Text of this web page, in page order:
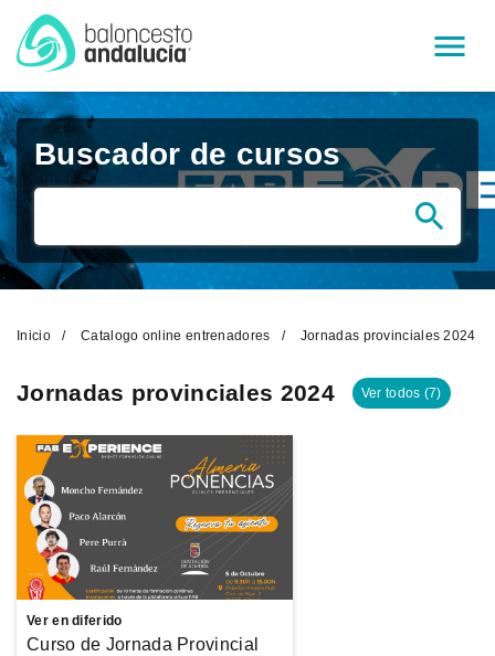
Menú
Buscador de cursos
Inicio Catalogo online entrenadores Jornadas provinciales 2024
Jornadas provinciales 2024 Ver todos (7)
Ver en diferido
Curso de Jornada Provincial